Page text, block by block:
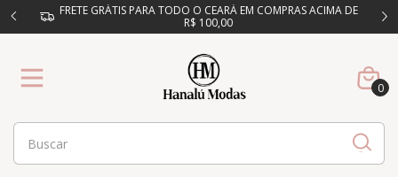
FRETE GRÁTIS PARA TODO O CEARÁ EM COMPRAS ACIMA DE
R$ 100,00
0